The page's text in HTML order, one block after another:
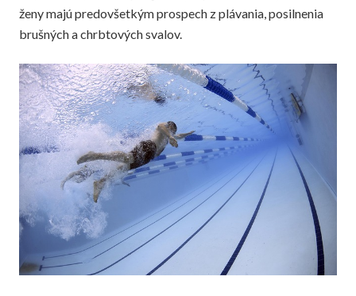
ženy majú predovšetkým prospech z plávania, posilnenia
brušných a chrbtových svalov.